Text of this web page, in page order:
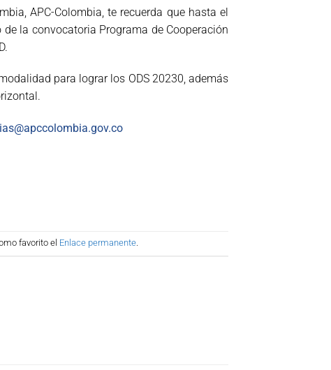
APC-Colombia, te recuerda que hasta el
la convocatoria Programa de Cooperación
para lograr los ODS 20230, además
favorito el Enlace permanente.